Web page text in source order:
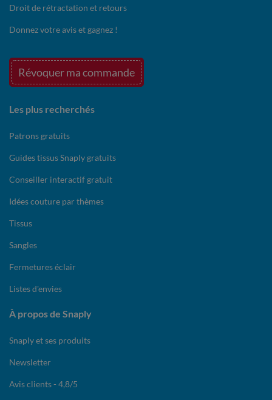
Droit de rétractation et retours
Donnez votre avis et gagnez !
Révoquer ma commande
Les plus recherchés
Patrons gratuits
Guides tissus Snaply gratuits
Conseiller interactif gratuit
Idées couture par thèmes
Tissus
Sangles
Fermetures éclair
Listes d'envies
À propos de Snaply
Snaply et ses produits
Newsletter
Avis clients - 4,8/5